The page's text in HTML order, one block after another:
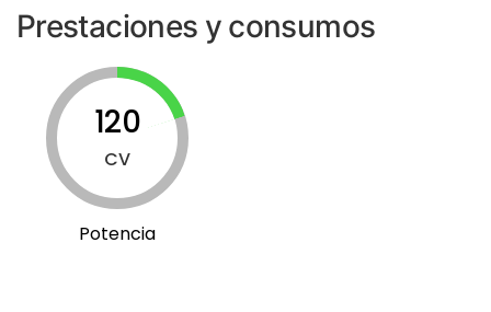
Prestaciones y consumos
120
CV
Potencia